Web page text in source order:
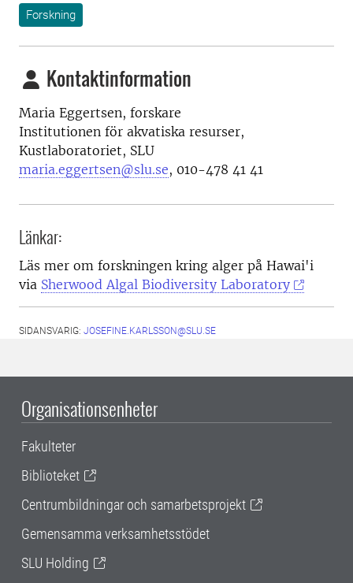
Forskning
Kontaktinformation
Maria Eggertsen, forskare
Institutionen för akvatiska resurser,
Kustlaboratoriet, SLU
maria.eggertsen@slu.se, 010-478 41 41
Länkar:
Läs mer om forskningen kring alger på Hawai'i
via Sherwood Algal Biodiversity Laboratory
SIDANSVARIG: JOSEFINE.KARLSSON@SLU.SE
Organisationsenheter
Fakulteter
Biblioteket
Centrumbildningar och samarbetsprojekt
Gemensamma verksamhetsstödet
SLU Holding